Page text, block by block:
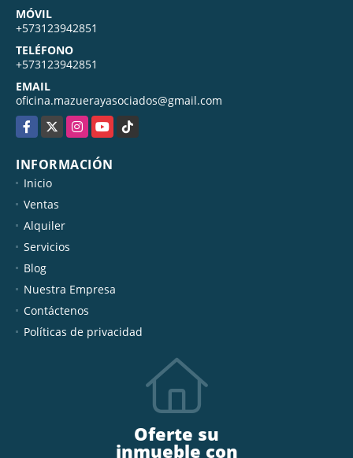
MÓVIL
+573123942851
TELÉFONO
+573123942851
EMAIL
oficina.mazuerayasociados@gmail.com
Facebook
X InstagramYouTubeTikTok
INFORMACIÓN
Inicio
Ventas
Alquiler
Servicios
Blog
Nuestra Empresa
Contáctenos
Políticas de privacidad
Oferte su
inmueble con